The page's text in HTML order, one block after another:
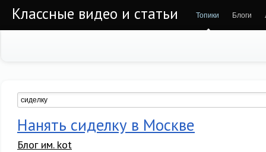
Классные видео и статьи Топики Блоги
Нанять сиделку в Москве
Блог им. kot